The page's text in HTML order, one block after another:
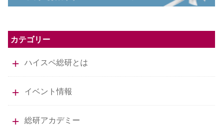
カテゴリー
ハイスペ総研とは
イベント情報
総研アカデミー